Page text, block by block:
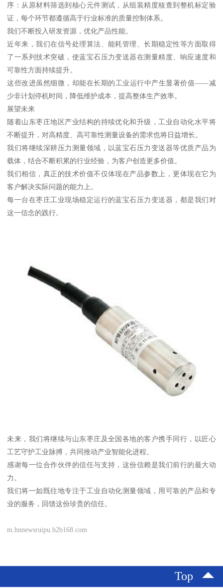
序：从原材料筛选到核心元件测试，从组装精度核查到整机标定验
证，每个环节都遵循高于行业标准的质量控制体系。
我们不断投入研发资源，优化产品性能。
近年来，我们在信号处理算法、能耗管理、长期稳定性等方面取得
了一系列技术突破，使蓝宝石压力变送器在测量精度、响应速度和
可靠性方面持续提升。
这些改进虽然细微，却能在长期的工业运行中产生显著价值——减
少非计划停机时间，降低维护成本，提高整体生产效率。
展望未来
随着山东枣庄地区产业结构的持续优化和升级，工业自动化水平将
不断提升，对高精度、高可靠性测量设备的需求也将日益增长。
我们将继续深耕压力测量领域，以蓝宝石压力变送器等优质产品为
载体，结合不断积累的行业经验，为客户创造更多价值。
我们相信，真正的技术价值不仅体现在产品参数上，更体现在它为
客户解决实际问题的能力上。
每一台在枣庄工业现场稳定运行的蓝宝石压力变送器，都是我们对
这一信念的践行。
未来，我们将继续与山东枣庄及全国各地的客户携手同行，以匠心
工艺守护工业脉搏，共同推动产业智能化进程。
感谢每一位合作伙伴的信任与支持，这份信赖是我们前行的最大动
力。
我们将一如既往地专注于工业自动化测量领域，用可靠的产品和专
业的服务，回馈这份珍贵的信任。
m.hnnewsruipu.b2b168.com
Top